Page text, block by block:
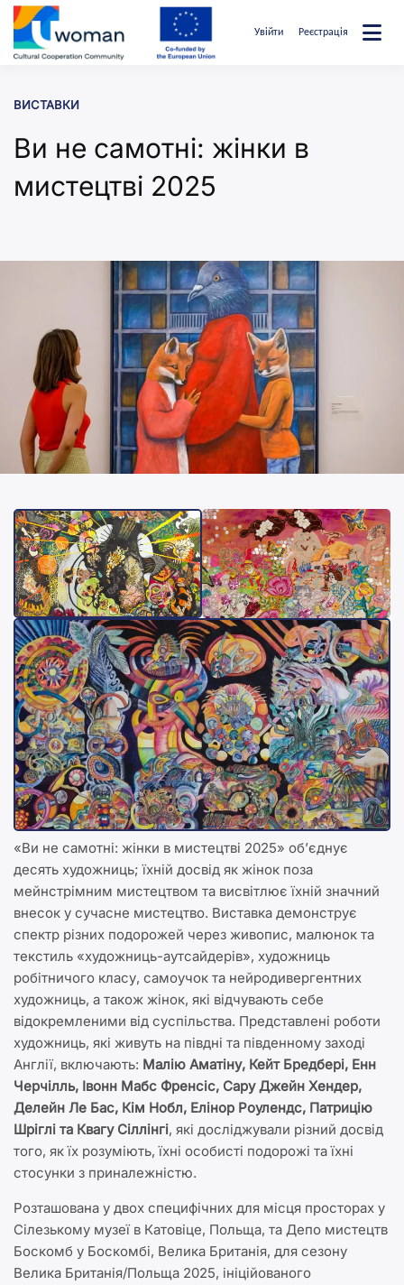
Перейти
до
вмісту
Увійти Реєстрація
ВИСТАВКИ
Ви не самотні: жінки в
мистецтві 2025
«Ви не самотні: жінки в мистецтві 2025» об’єднує
десять художниць; їхній досвід як жінок поза
мейнстрімним мистецтвом та висвітлює їхній значний
внесок у сучасне мистецтво. Виставка демонструє
спектр різних подорожей через живопис, малюнок та
текстиль «художниць-аутсайдерів», художниць
робітничого класу, самоучок та нейродивергентних
художниць, а також жінок, які відчувають себе
відокремленими від суспільства. Представлені роботи
художниць, які живуть на півдні та південному заході
Англії, включають: Малію Аматіну, Кейт Бредбері, Енн
Черчілль, Івонн Мабс Френсіс, Сару Джейн Хендер,
Делейн Ле Бас, Кім Нобл, Елінор Роулендс, Патрицію
Шріглі та Квагу Сіллінгі, які досліджували різний досвід
того, як їх розуміють, їхні особисті подорожі та їхні
стосунки з приналежністю.
Розташована у двох специфічних для місця просторах у
Сілезькому музеї в Катовіце, Польща, та Депо мистецтв
Боскомб у Боскомбі, Велика Британія, для сезону
Велика Британія/Польща 2025, ініційованого